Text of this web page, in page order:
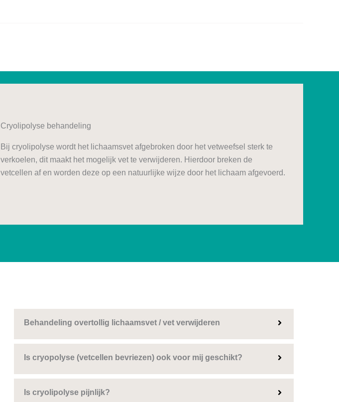
Cryolipolyse behandeling
Bij cryolipolyse wordt het lichaamsvet afgebroken door het vetweefsel sterk te
verkoelen, dit maakt het mogelijk vet te verwijderen. Hierdoor breken de
vetcellen af en worden deze op een natuurlijke wijze door het lichaam afgevoerd.
Behandeling overtollig lichaamsvet / vet verwijderen
Is cryopolyse (vetcellen bevriezen) ook voor mij geschikt?
Is cryolipolyse pijnlijk?